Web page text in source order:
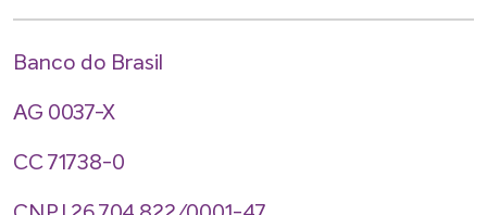
Banco do Brasil
AG 0037-X
CC 71738-0